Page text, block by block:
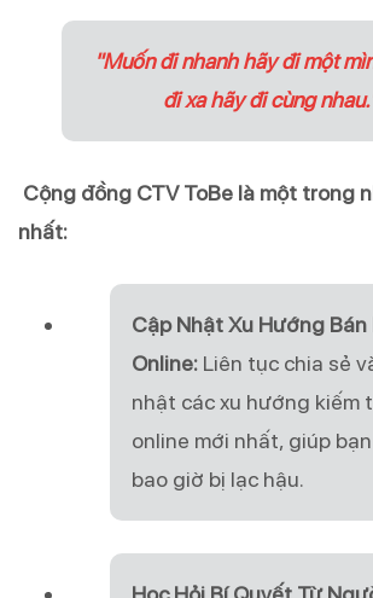
"Muốn đi nhanh hãy đi một
đi xa hãy đi cùng
Cộng đồng CTV ToBe là một trong
nhất:
Cập Nhật Xu Hướng Bán
Online: Liên tục chia sẻ
nhật các xu hướng kiếm
online mới nhất, giúp
bao giờ bị lạc hậu.